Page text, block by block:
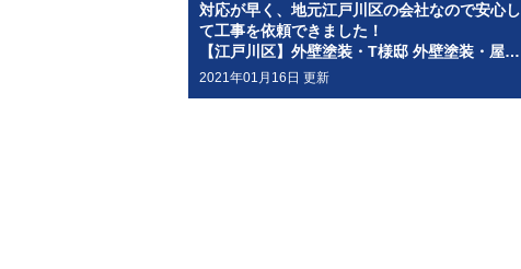
対応が早く、地元江戸川区の会社なので安心し
て工事を依頼できました！
【江戸川区】外壁塗装・T様邸 外壁塗装・屋根塗装・コーキング工事
2021年01月16日 更新